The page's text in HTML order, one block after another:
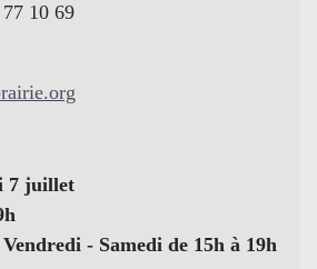
10 69
7 juillet
- Samedi de 15h à 19h